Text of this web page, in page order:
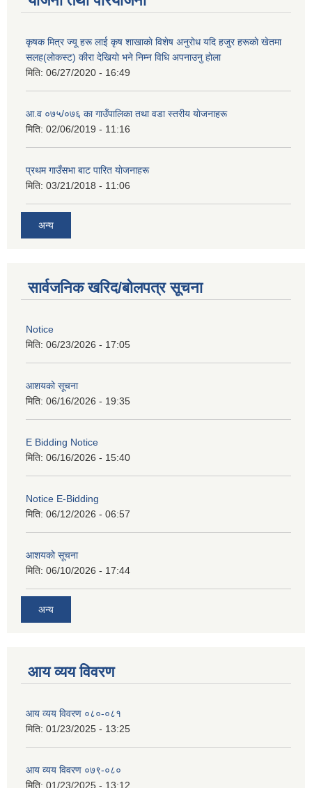
कृषक मित्र ज्यू हरू लाई कृष शाखाकाे विशेष अनुराेध यदि हजुर हरूकाे खेतमा
सलह(लाेकस्ट) कीरा देखियाे भने निम्न विधि अपनाउनु हाेला
मिति: 06/27/2020 - 16:49
आ‍.व ०७५/०७६ का गाउँपालिका तथा वडा स्तरीय याेजनाहरू
मिति: 02/06/2019 - 11:16
प्रथम गाउँसभा बाट पारित याेजनाहरू
मिति: 03/21/2018 - 11:06
अन्य
सार्वजनिक खरिद/बोलपत्र सूचना
Notice
मिति: 06/23/2026 - 17:05
आशयको सूचना
मिति: 06/16/2026 - 19:35
E Bidding Notice
मिति: 06/16/2026 - 15:40
Notice E-Bidding
मिति: 06/12/2026 - 06:57
आशयको सूचना
मिति: 06/10/2026 - 17:44
अन्य
आय व्यय विवरण
आय व्यय विवरण ०८०-०८१
मिति: 01/23/2025 - 13:25
आय व्यय विवरण ०७९-०८०
मिति: 01/23/2025 - 13:12